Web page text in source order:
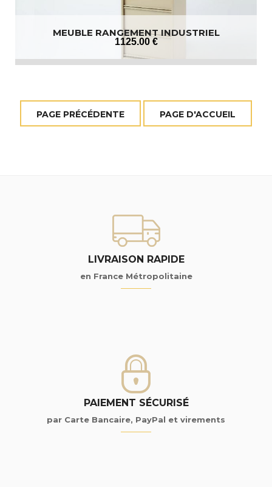
MEUBLE RANGEMENT INDUSTRIEL
1125.00 €
LIVRAISON RAPIDE
en France Métropolitaine
PAIEMENT SÉCURISÉ
par Carte Bancaire, PayPal et virements